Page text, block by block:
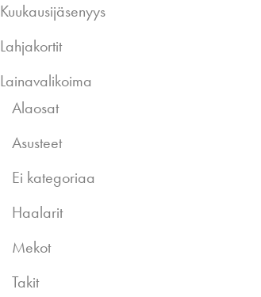
Kuukausijäsenyys
Lahjakortit
Lainavalikoima
Alaosat
Asusteet
Ei kategoriaa
Haalarit
Mekot
Takit